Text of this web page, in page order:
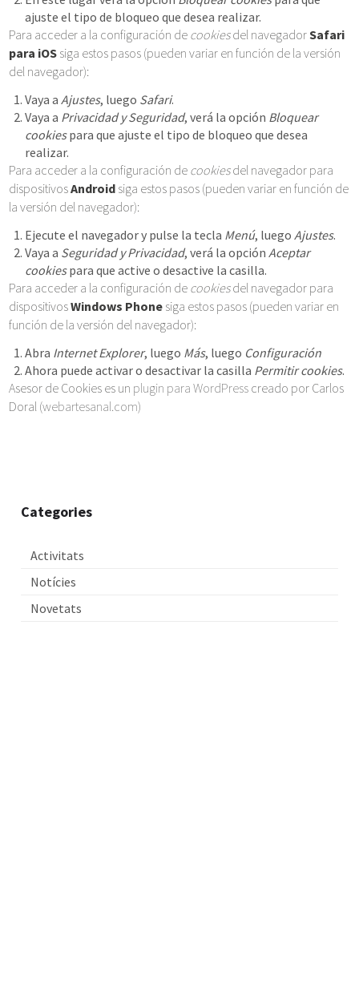
ajuste el tipo de bloqueo que desea realizar.
Para acceder a la configuración de cookiesdel navegadorSafari
para iOS siga estos pasos (pueden variar en función de la versión
del navegador):
Vaya aAjustes, luego Safari.
Vaya a Privacidad y Seguridad, verá la opción Bloquear
cookiespara que ajuste el tipo de bloqueo que desea
realizar.
Para acceder a la configuración de cookiesdel navegador para
dispositivosAndroid siga estos pasos (pueden variar en función de
la versión del navegador):
Ejecute el navegador y pulse la tecla Menú, luegoAjustes.
Vaya a Seguridad y Privacidad, verá la opciónAceptar
cookiespara que active o desactive la casilla.
Para acceder a la configuración de cookiesdel navegador para
dispositivosWindows Phone siga estos pasos (pueden variar en
función de la versión del navegador):
Abra Internet Explorer, luego Más, luego Configuración
Ahora puede activar o desactivar la casilla Permitir cookies.
Asesor de Cookies es un plugin para WordPress creado por Carlos
Doral (webartesanal.com)
Categories
Activitats
Notícies
Novetats